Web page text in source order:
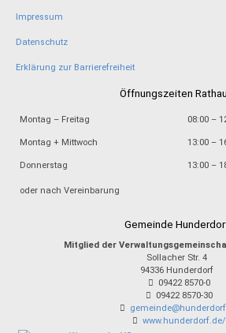
Impressum
Datenschutz
Erklärung zur Barrierefreiheit
Öffnungszeiten
Montag – Freitag 08:00 –
Montag + Mittwoch 13:00 –
Donnerstag 13:00 –
oder nach Vereinbarung
Gemeinde
Mitglied der
Sollacher Str. 4
94336 Hunderdorf
09422 8570-0
09422 8570-30
www.hunderdorf.de/